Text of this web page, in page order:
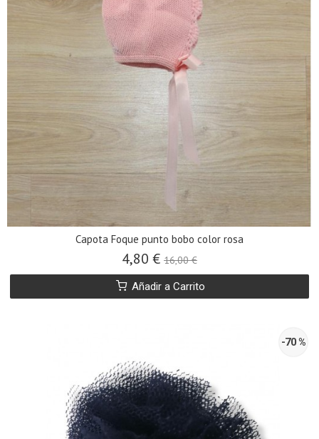
Capota Foque punto bobo color rosa
4,80 € 16,00 €
Añadir a Carrito
-70 %